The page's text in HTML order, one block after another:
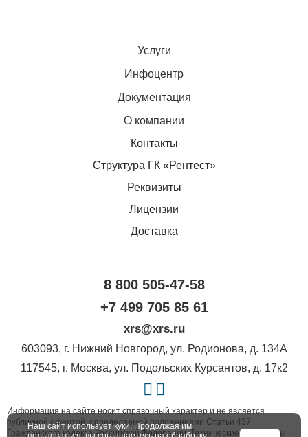
Услуги
Инфоцентр
Документация
О компании
Контакты
Структура ГК «Рентест»
Реквизиты
Лицензии
Доставка
8 800 505-47-58
+7 499 705 85 61
xrs@xrs.ru
603093, г. Нижний Новгород, ул. Родионова, д. 134А
117545, г. Москва, ул. Подольских Курсантов, д. 17к2
Информация на сайте носит справочный характер и не является
публичной офертой, определяемой положениями Статьи 437
Гражданского кодекса Российской Федерации. Технические параметры
Наш сайт использует куки. Продолжая им